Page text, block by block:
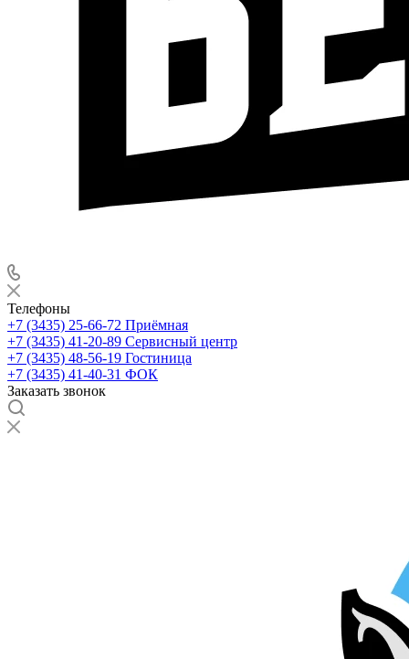
Телефоны
+7 (3435) 25-66-72 Приёмная
+7 (3435) 41-20-89 Сервисный центр
+7 (3435) 48-56-19 Гостиница
+7 (3435) 41-40-31 ФОК
Заказать звонок